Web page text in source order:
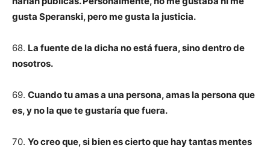
gusta Speranski, pero me gusta la justicia.
68. La fuente de la dicha no está fuera, sino dentro de
nosotros.
69. Cuando tu amas a una persona, amas la persona que
es, y no la que te gustaría que fuera.
70. Yo creo que, si bien es cierto que hay tantas mentes